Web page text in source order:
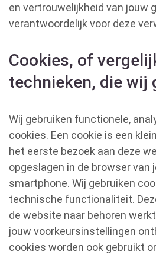
en vertrouwelijkheid van jouw
verantwoordelijk voor deze
Cookies, of
technieken, die wij
Wij gebruiken functionele,
cookies. Een cookie is een
het eerste bezoek aan deze
opgeslagen in de browser
smartphone. Wij gebruiken
technische functionaliteit.
de website naar behoren
jouw voorkeursinstellingen
cookies worden ook gebruikt